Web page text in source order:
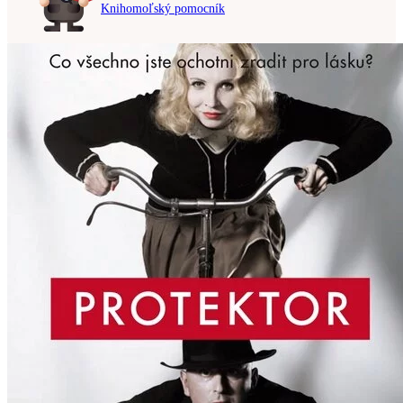
Knihomoľský pomocník